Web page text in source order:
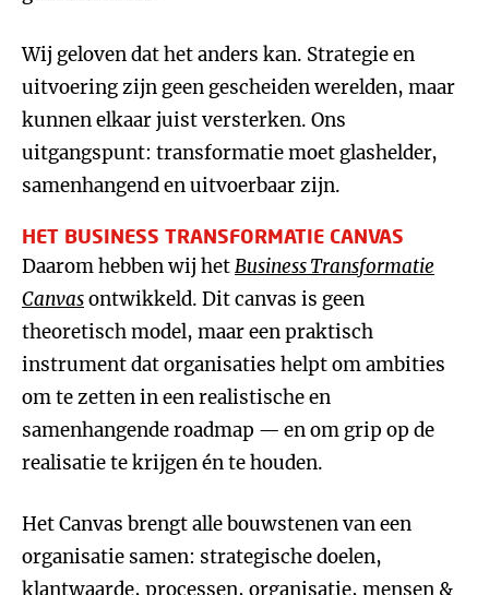
Wij geloven dat het anders kan. Strategie en
uitvoering zijn geen gescheiden werelden, maar
kunnen elkaar juist versterken. Ons
uitgangspunt: transformatie moet glashelder,
samenhangend en uitvoerbaar zijn.
HET BUSINESS TRANSFORMATIE CANVAS
Daarom hebben wij hetBusiness Transformatie
Canvasontwikkeld. Dit canvas is geen
theoretisch model, maar een praktisch
instrument dat organisaties helpt om ambities
om te zetten in een realistische en
samenhangende roadmap — en om grip op de
realisatie te krijgen én te houden.
Het Canvas brengt alle bouwstenen van een
organisatie samen: strategische doelen,
klantwaarde, processen, organisatie, mensen &